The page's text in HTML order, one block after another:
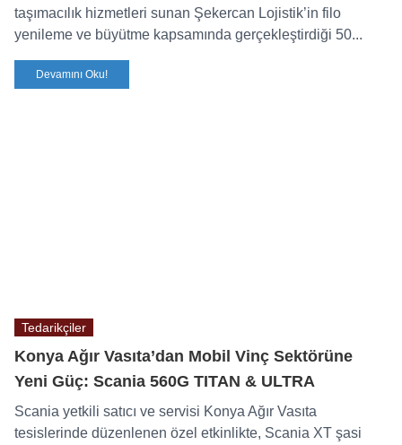
taşımacılık hizmetleri sunan Şekercan Lojistik’in filo
yenileme ve büyütme kapsamında gerçekleştirdiği 50...
Devamını Oku!
Tedarikçiler
Konya Ağır Vasıta’dan Mobil Vinç Sektörüne
Yeni Güç: Scania 560G TITAN & ULTRA
Scania yetkili satıcı ve servisi Konya Ağır Vasıta
tesislerinde düzenlenen özel etkinlikte, Scania XT şasi